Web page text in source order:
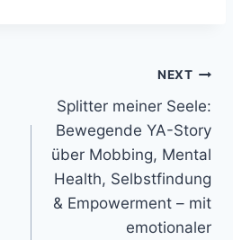
NEXT
Splitter meiner Seele:
Bewegende YA-Story
über Mobbing, Mental
Health, Selbstfindung
& Empowerment – mit
emotionaler